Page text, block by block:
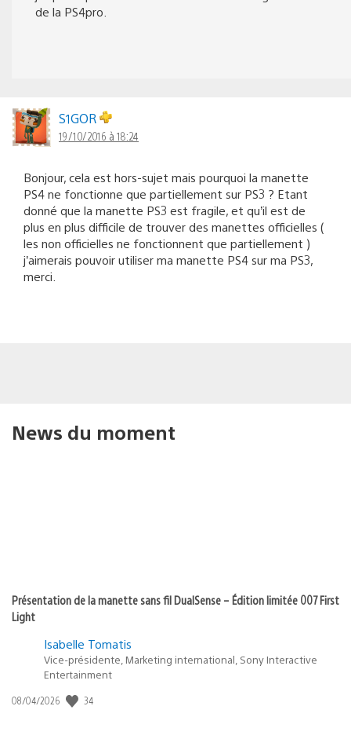
de la PS4pro.
S1GOR
19/10/2016 à 18:24
Bonjour, cela est hors-sujet mais pourquoi la manette
PS4 ne fonctionne que partiellement sur PS3 ? Etant
donné que la manette PS3 est fragile, et qu’il est de
plus en plus difficile de trouver des manettes officielles (
les non officielles ne fonctionnent que partiellement )
j’aimerais pouvoir utiliser ma manette PS4 sur ma PS3,
merci.
News du moment
Présentation de la manette sans fil DualSense – Édition limitée 007 First
Light
Isabelle Tomatis
Vice-présidente, Marketing international, Sony Interactive
Entertainment
Date
08/04/2026 34